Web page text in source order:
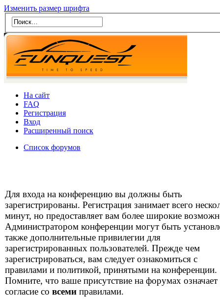
Изменить размер шрифта
На сайт
FAQ
Регистрация
Вход
Расширенный поиск
Список форумов
Для входа на конференцию вы должны быть
зарегистрированы. Регистрация занимает всего
минут, но предоставляет вам более широкие
Администратором конференции могут быть
также дополнительные привилегии для
зарегистрированных пользователей. Прежде чем
зарегистрироваться, вам следует ознакомиться с
правилами и политикой, принятыми на конференции.
Помните, что ваше присутствие на форумах означает
согласие со всеми правилами.